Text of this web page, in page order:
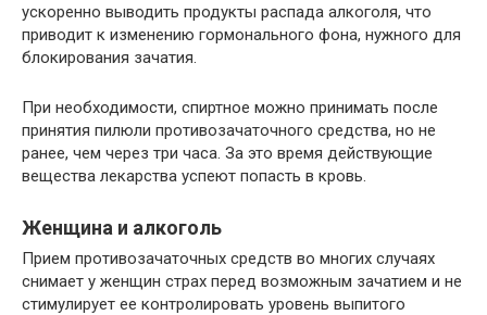
ускоренно выводить продукты распада алкоголя, что
приводит к изменению гормонального фона, нужного для
блокирования зачатия.
При необходимости, спиртное можно принимать после
принятия пилюли противозачаточного средства, но не
ранее, чем через три часа. За это время действующие
вещества лекарства успеют попасть в кровь.
Женщина и алкоголь
Прием противозачаточных средств во многих случаях
снимает у женщин страх перед возможным зачатием и не
стимулирует ее контролировать уровень выпитого